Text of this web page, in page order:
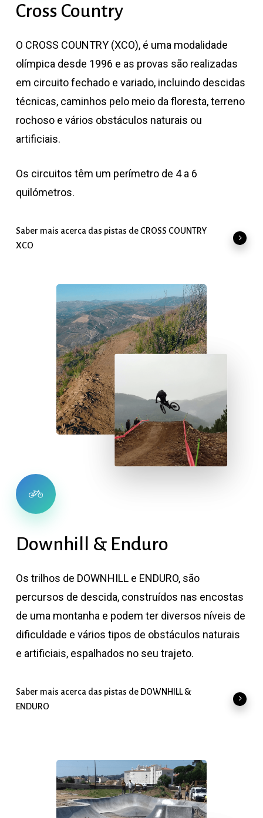
Cross Country
O CROSS COUNTRY (XCO), é uma modalidade
olímpica desde 1996 e as provas são realizadas
em circuito fechado e variado, incluindo descidas
técnicas, caminhos pelo meio da floresta, terreno
rochoso e vários obstáculos naturais ou
artificiais.
Os circuitos têm um perímetro de 4 a 6
quilómetros.
Saber mais acerca das pistas de CROSS COUNTRY
XCO
Downhill & Enduro
Os trilhos de DOWNHILL e ENDURO, são
percursos de descida, construídos nas encostas
de uma montanha e podem ter diversos níveis de
dificuldade e vários tipos de obstáculos naturais
e artificiais, espalhados no seu trajeto.
Saber mais acerca das pistas de DOWNHILL &
ENDURO